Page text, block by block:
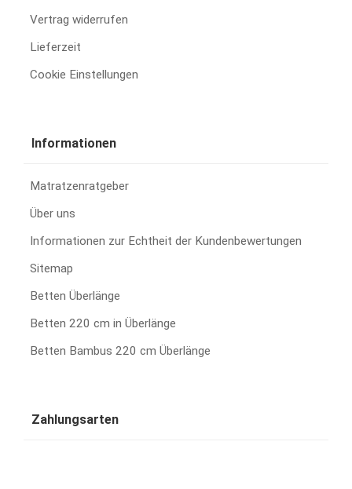
Vertrag widerrufen
Lieferzeit
Cookie Einstellungen
Informationen
Matratzenratgeber
Über uns
Informationen zur Echtheit der Kundenbewertungen
Sitemap
Betten Überlänge
Betten 220 cm in Überlänge
Betten Bambus 220 cm Überlänge
Zahlungsarten